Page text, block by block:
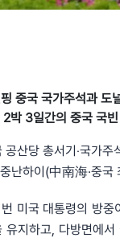
중국 국가주석과 도
박 3일간의 중국 국
공산당 총서기‧국가
난하이(中南海·중
미국 대통령의 방
지하고, 다방면에